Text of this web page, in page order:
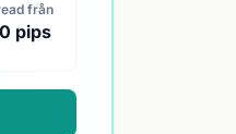
från
pips